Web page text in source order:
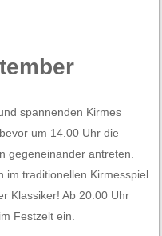
spannenden Kirmes
um 14.00 Uhr die
gegeneinander antreten.
im traditionellen Kirmesspiel
Klassiker! Ab 20.00 Uhr
Festzelt ein.